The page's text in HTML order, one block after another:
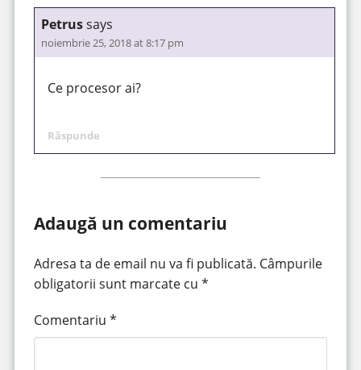
Petrussays
noiembrie 25, 2018 at 8:17 pm
Ce procesor ai?
Răspunde
Adaugă un comentariu
Adresa ta de email nu va fi publicată. Câmpurile
obligatorii sunt marcate cu *
Comentariu *